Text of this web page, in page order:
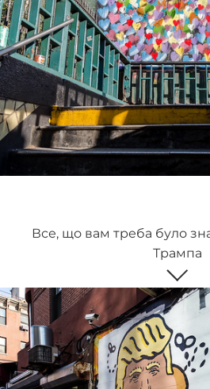
Все, що вам треба було
Трампа